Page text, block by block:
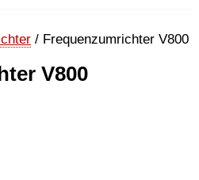
/ Frequenzumrichter V800
V800